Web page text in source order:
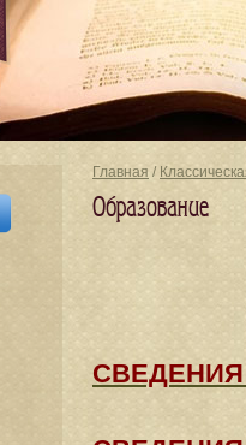
Главная /
Образование